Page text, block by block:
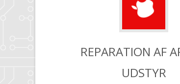
REPARATION AF
UDSTYR